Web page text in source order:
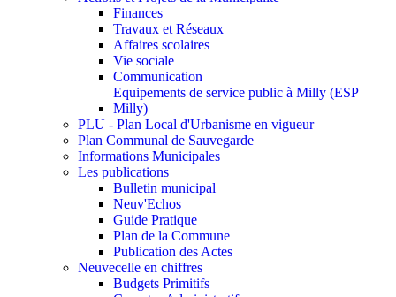
Finances
Travaux et Réseaux
Affaires scolaires
Vie sociale
Communication
Equipements de service public à Milly (ESP
Milly)
PLU - Plan Local d'Urbanisme en vigueur
Plan Communal de Sauvegarde
Informations Municipales
Les publications
Bulletin municipal
Neuv'Echos
Guide Pratique
Plan de la Commune
Publication des Actes
Neuvecelle en chiffres
Budgets Primitifs